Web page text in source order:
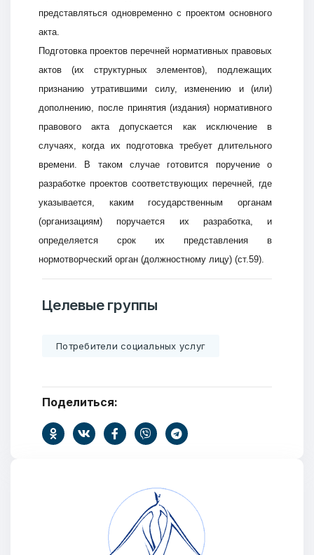
Добро пожаловать
pr@basw-ngo.by
+375 (17) 235-04-48
Подпишитесь:
представляться одновременно с проектом основного
акта.
Подготовка проектов перечней нормативных правовых
актов (их структурных элементов), подлежащих
признанию утратившими силу, изменению и (или)
дополнению, после принятия (издания) нормативного
правового акта допускается как исключение в
случаях, когда их подготовка требует длительного
времени. В таком случае готовится поручение о
разработке проектов соответствующих перечней, где
указывается, каким государственным органам
(организациям) поручается их разработка, и
определяется срок их представления в
нормотворческий орган (должностному лицу) (ст.59).
Целевые группы
Потребители социальных услуг
Поделиться: